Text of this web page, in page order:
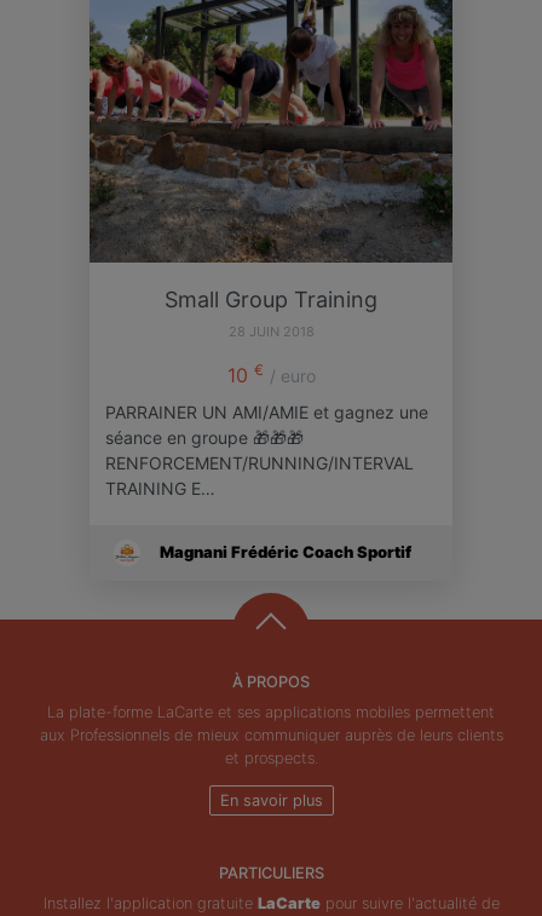
Small Group Training
28 JUIN 2018
10 € / euro
PARRAINER UN AMI/AMIE et gagnez une
séance en groupe 🎁🎁🎁
RENFORCEMENT/RUNNING/INTERVAL
TRAINING E…
Magnani Frédéric Coach Sportif
À PROPOS
La plate-forme LaCarte et ses applications mobiles permettent
aux Professionnels de mieux communiquer auprès de leurs clients
et prospects.
En savoir plus
PARTICULIERS
Installez l'application gratuite LaCartepour suivre l'actualité de